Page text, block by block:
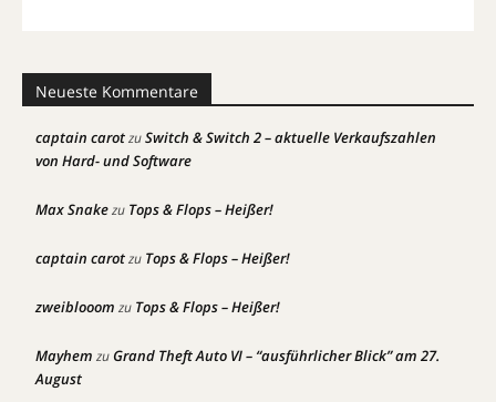
Neueste Kommentare
captain carotzuSwitch & Switch 2 – aktuelle Verkaufszahlen
von Hard- und Software
Max Snakezu Tops & Flops – Heißer!
captain carotzu Tops & Flops – Heißer!
zweiblooom zu Tops & Flops – Heißer!
Mayhem zuGrand Theft Auto VI – “ausführlicher Blick” am 27.
August